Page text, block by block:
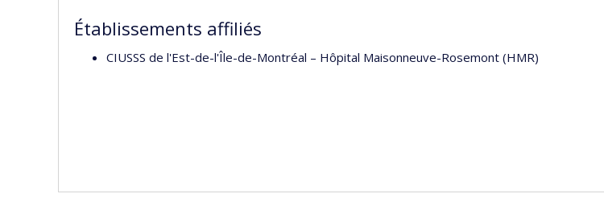
responsabilités
Établissements affiliés
CIUSSS de l'Est-de-l'Île-de-Montréal – Hôpital Maisonneuve-Rosemont (HMR)